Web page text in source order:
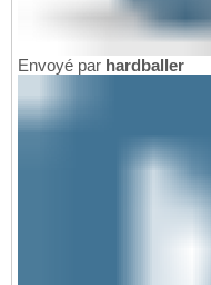
Envoyé par hardballer